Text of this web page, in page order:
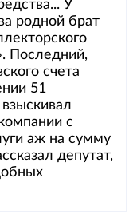
У
родной брат
Последний,
счета
51
с
аж на сумму
депутат,